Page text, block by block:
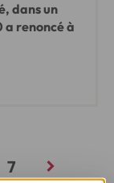
dans un
a renoncé à
7